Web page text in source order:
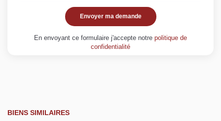
Envoyer ma demande
En envoyant ce formulaire j'accepte notre politique de
confidentialité
BIENS SIMILAIRES